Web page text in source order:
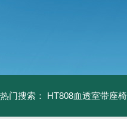
热门搜索： HT808血透室带座